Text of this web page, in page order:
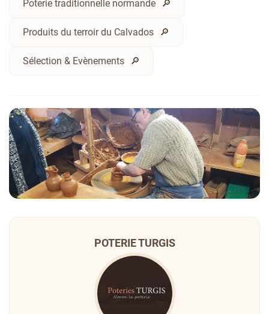
Poterie traditionnelle normande
Produits du terroir du Calvados
Sélection & Evènements
POTERIE TURGIS